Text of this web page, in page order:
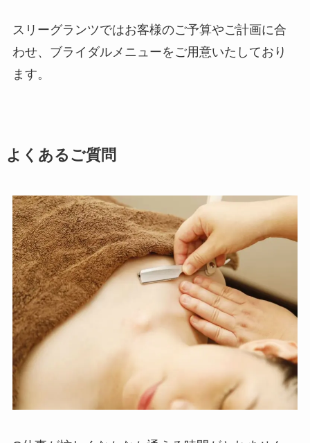
スリーグランツではお客様のご予算やご計画に合
わせ、ブライダルメニューをご用意いたしており
ます。
よくあるご質問